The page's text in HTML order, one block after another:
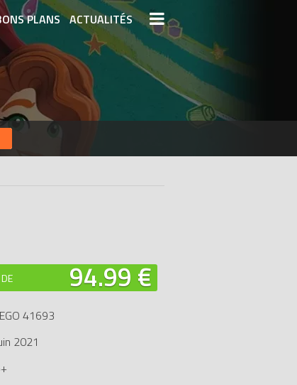
PLANS ACTUALITÉS
LEGO LES PLUS CHERS
DERNIERS LEGO AJOUTÉS
94.99 €
41693
2021